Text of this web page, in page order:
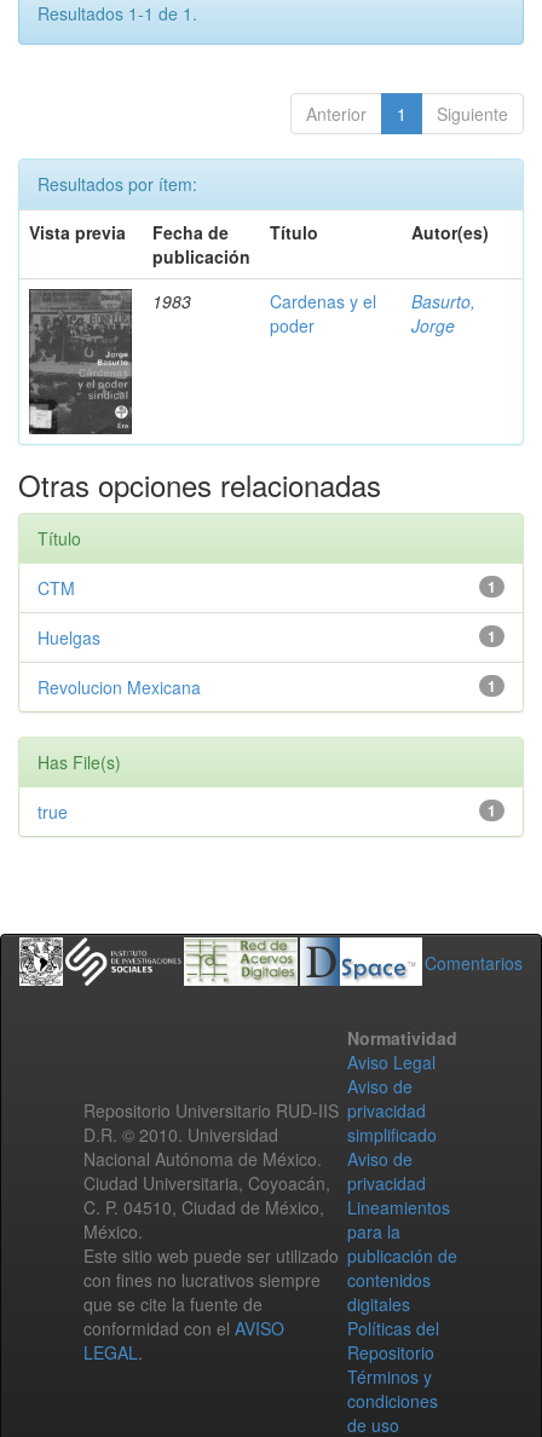
Resultados 1-1 de 1.
Anterior 1 Siguiente
Resultados por ítem:
Vista previa
Fecha de
publicación
Título Autor(es)
1983
Cardenas y el
poder
Basurto,
Jorge
Otras opciones relacionadas
Título
1
CTM
1
Huelgas
1
Revolucion Mexicana
Has File(s)
1
true
Comentarios
Repositorio Universitario RUD-IIS
D.R. © 2010. Universidad
Nacional Autónoma de México.
Ciudad Universitaria, Coyoacán,
C. P. 04510, Ciudad de México,
México.
Este sitio web puede ser utilizado
con fines no lucrativos siempre
que se cite la fuente de
conformidad con el AVISO
LEGAL.
Normatividad
Aviso Legal
Aviso de
privacidad
simplificado
Aviso de
privacidad
Lineamientos
para la
publicación de
contenidos
digitales
Políticas del
Repositorio
Términos y
condiciones
de uso